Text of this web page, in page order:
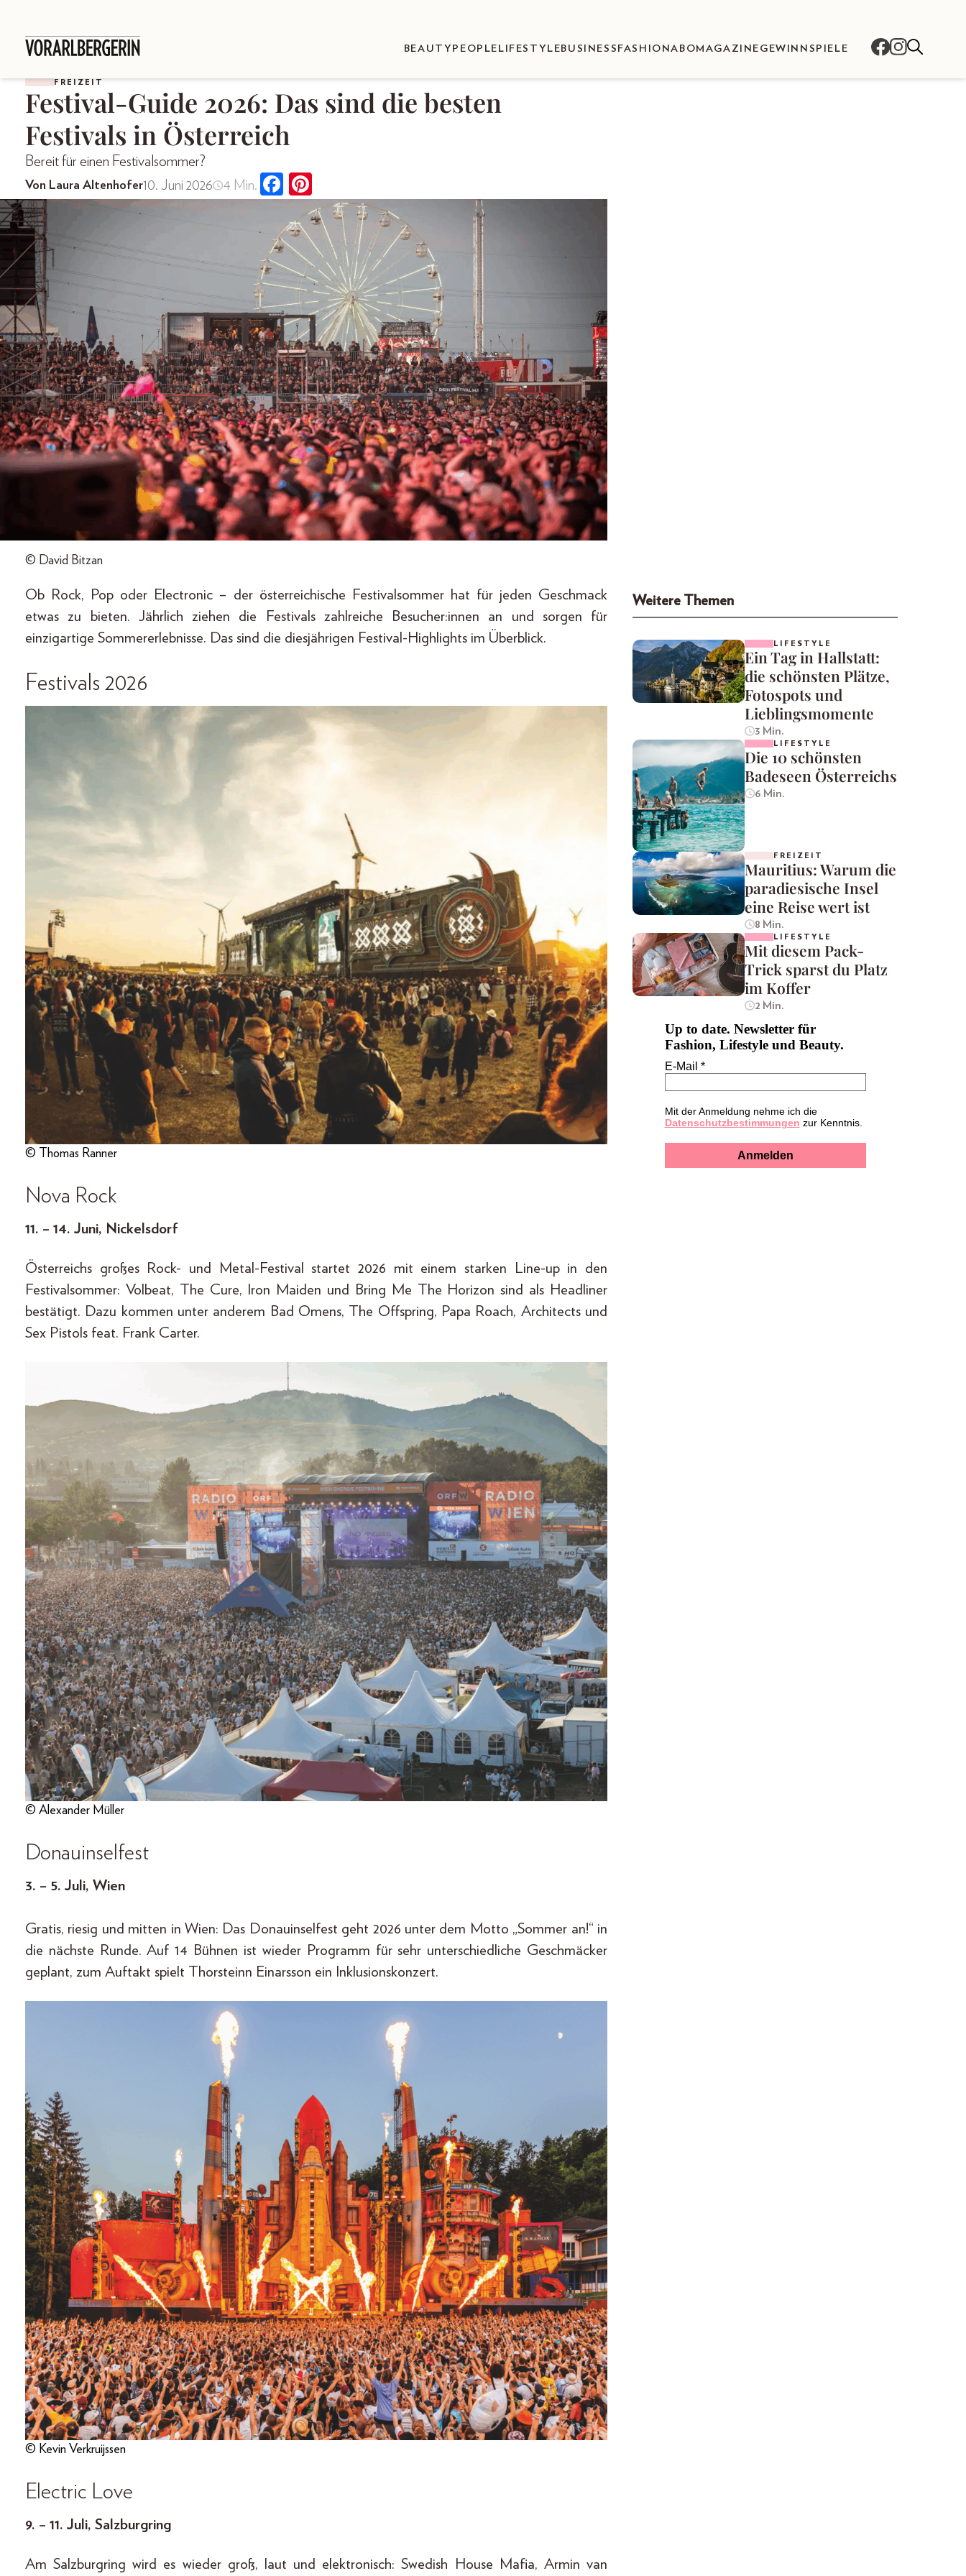
BEAUTY PEOPLE LIFESTYLEBUSINESS FASHIONABOMAGAZINE GEWINNSPIELE
FREIZEIT
Festival-Guide 2026: Das sind die besten
Festivals in Österreich
Bereit für einen Festivalsommer?
Von Laura Altenhofer10. Juni 2026 4 Min.
© David Bitzan
Ob Rock, Pop oder Electronic – der österreichische Festivalsommer hat für jeden Geschmack
etwas zu bieten. Jährlich ziehen die Festivals zahlreiche Besucher:innen an und sorgen für
einzigartige Sommererlebnisse. Das sind die diesjährigen Festival-Highlights im Überblick.
Festivals 2026
© Thomas Ranner
Nova Rock
11. – 14. Juni, Nickelsdorf
Österreichs großes Rock- und Metal-Festival startet 2026 mit einem starken Line-up in den
Festivalsommer: Volbeat, The Cure, Iron Maiden und Bring Me The Horizon sind als Headliner
bestätigt. Dazu kommen unter anderem Bad Omens, The Offspring, Papa Roach, Architects und
Sex Pistols feat. Frank Carter.
© Alexander Müller
Donauinselfest
3. – 5. Juli, Wien
Gratis, riesig und mitten in Wien: Das Donauinselfest geht 2026 unter dem Motto „Sommer an!“ in
die nächste Runde. Auf 14 Bühnen ist wieder Programm für sehr unterschiedliche Geschmäcker
geplant, zum Auftakt spielt Thorsteinn Einarsson ein Inklusionskonzert.
© Kevin Verkruijssen
Electric Love
9. – 11. Juli, Salzburgring
Am Salzburgring wird es wieder groß, laut und elektronisch: Swedish House Mafia, Armin van
Weitere Themen
LIFESTYLE
Ein Tag in Hallstatt:
die schönsten Plätze,
Fotospots und
Lieblingsmomente
3 Min.
LIFESTYLE
Die 10 schönsten
Badeseen Österreichs
6 Min.
FREIZEIT
Mauritius: Warum die
paradiesische Insel
eine Reise wert ist
8 Min.
LIFESTYLE
Mit diesem Pack-
Trick sparst du Platz
im Koffer
2 Min.